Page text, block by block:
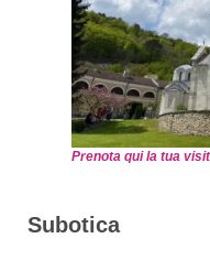
Prenota qui la tua
Subotica